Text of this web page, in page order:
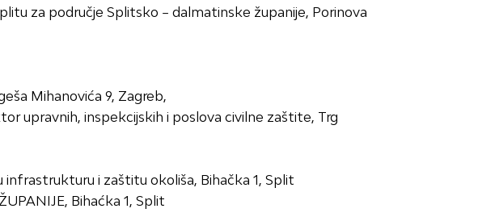
za područje Splitsko – dalmatinske županije, Porinova
Mihanovića 9, Zagreb,
upravnih, inspekcijskih i poslova civilne zaštite, Trg
i zaštitu okoliša, Bihačka 1, Split
Bihaćka 1, Split